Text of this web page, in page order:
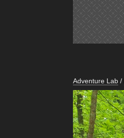
Adventure Lab /